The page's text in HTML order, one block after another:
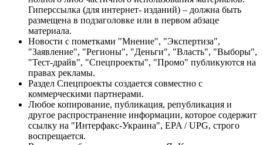
Гиперссылка (для интернет- изданий) – должна быть
размещена в подзаголовке или в первом абзаце
материала.
Новости с пометками "Мнение", "Экспертиза",
"Заявление", "Регионы", "Деньги", "Власть", "Выборы",
"Тест-драйв", "Спецпроекты", "Промо" публикуются на
правах рекламы.
Раздел Спецпроекты создается совместно с
коммерческими партнерами.
Любое копирование, публикация, републикация и
другое распространение информации, которое содержит
ссылку на "Интерфакс-Украина", EPA / UPG, строго
воспрещается.